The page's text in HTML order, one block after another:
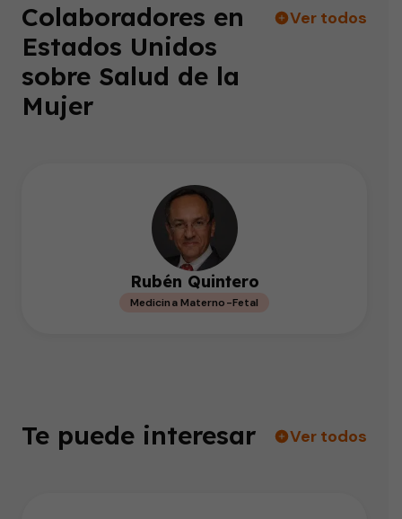
Colaboradores en
Estados Unidos
sobre Salud de la
Mujer
Ver todos
Rubén Quintero
Medicina Materno-Fetal
Te puede interesar Ver todos